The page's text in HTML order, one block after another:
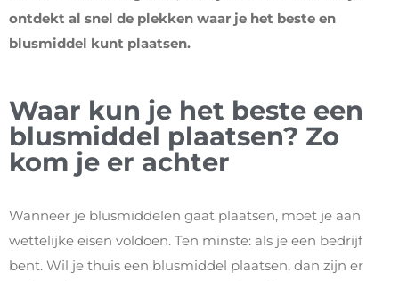
ontdekt al snel de plekken waar je het beste en
blusmiddel kunt plaatsen.
Waar kun je het beste een
blusmiddel plaatsen? Zo
kom je er achter
Wanneer je blusmiddelen gaat plaatsen, moet je aan
wettelijke eisen voldoen. Ten minste: als je een bedrijf
bent. Wil je thuis een blusmiddel plaatsen, dan zijn er